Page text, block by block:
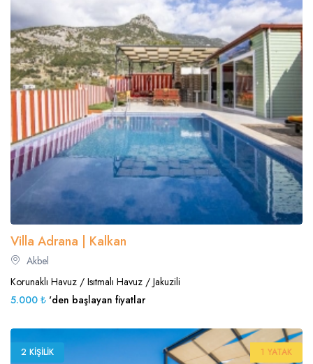
Villa Adrana | Kalkan
Akbel
Korunaklı Havuz / Isıtmalı Havuz / Jakuzili
5.000 ₺ 'den başlayan fiyatlar
2 KIŞILIK 1 YATAK